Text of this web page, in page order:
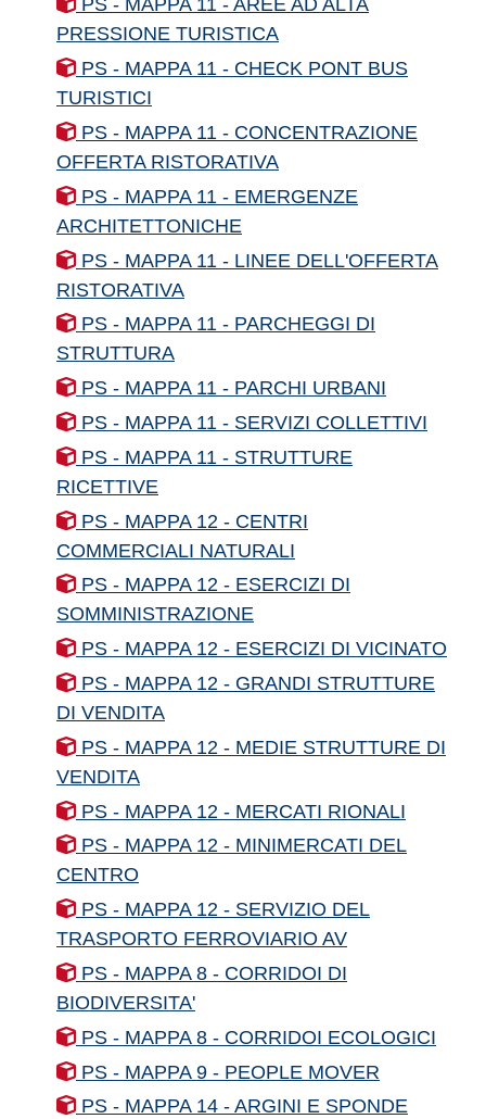
PRESSIONE TURISTICA
PS - MAPPA 11 - CHECK PONT BUS
TURISTICI
PS - MAPPA 11 - CONCENTRAZIONE
OFFERTA RISTORATIVA
PS - MAPPA 11 - EMERGENZE
ARCHITETTONICHE
PS - MAPPA 11 - LINEE DELL'OFFERTA
RISTORATIVA
PS - MAPPA 11 - PARCHEGGI DI
STRUTTURA
PS - MAPPA 11 - PARCHI URBANI
PS - MAPPA 11 - SERVIZI COLLETTIVI
PS - MAPPA 11 - STRUTTURE
RICETTIVE
PS - MAPPA 12 - CENTRI
COMMERCIALI NATURALI
PS - MAPPA 12 - ESERCIZI DI
SOMMINISTRAZIONE
PS - MAPPA 12 - ESERCIZI DI VICINATO
PS - MAPPA 12 - GRANDI STRUTTURE
DI VENDITA
PS - MAPPA 12 - MEDIE STRUTTURE DI
VENDITA
PS - MAPPA 12 - MERCATI RIONALI
PS - MAPPA 12 - MINIMERCATI DEL
CENTRO
PS - MAPPA 12 - SERVIZIO DEL
TRASPORTO FERROVIARIO AV
PS - MAPPA 8 - CORRIDOI DI
BIODIVERSITA'
PS - MAPPA 8 - CORRIDOI ECOLOGICI
PS - MAPPA 9 - PEOPLE MOVER
PS - MAPPA 14 - ARGINI E SPONDE